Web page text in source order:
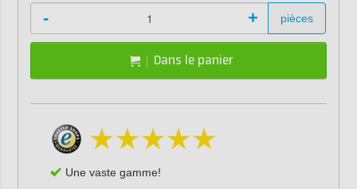
- + pièces
Dans le panier
Une vaste gamme!